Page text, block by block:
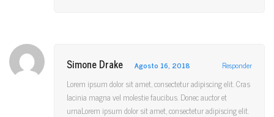
Simone Drake Agosto 16, 2018 Responder
Lorem ipsum dolor sit amet, consectetur adipiscing elit. Cras
lacinia magna vel molestie faucibus. Donec auctor et
urnaLorem ipsum dolor sit amet, consectetur adipiscing elit.